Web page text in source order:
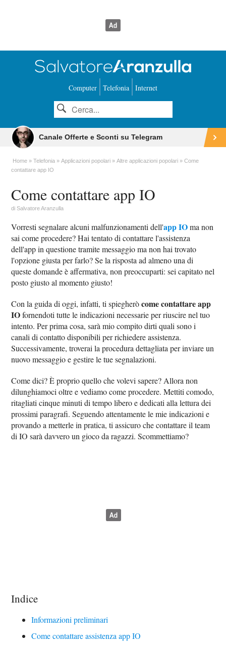
Computer Telefonia Internet
Canale Offerte e Sconti su Telegram
Home Telefonia Applicazioni popolari Altre applicazioni popolari
Come
contattare app IO
Come contattare app IO
diSalvatore Aranzulla
Vorresti segnalare alcuni malfunzionamenti dell'app IOma non
sai come procedere? Hai tentato di contattare l'assistenza
dell'app in questione tramite messaggio ma non hai trovato
l'opzione giusta per farlo? Se la risposta ad almeno una di
queste domande è affermativa, non preoccuparti: sei capitato nel
posto giusto al momento giusto!
Con la guida di oggi, infatti, ti spiegheròcome contattare app
IOfornendoti tutte le indicazioni necessarie per riuscire nel tuo
intento. Per prima cosa, sarà mio compito dirti quali sono i
canali di contatto disponibili per richiedere assistenza.
Successivamente, troverai la procedura dettagliata per inviare un
nuovo messaggio e gestire le tue segnalazioni.
Come dici? È proprio quello che volevi sapere? Allora non
dilunghiamoci oltre e vediamo come procedere. Mettiti comodo,
ritagliati cinque minuti di tempo libero e dedicati alla lettura dei
prossimi paragrafi. Seguendo attentamente le mie indicazioni e
provando a metterle in pratica, ti assicuro che contattare il team
di IO sarà davvero un gioco da ragazzi. Scommettiamo?
Indice
Informazioni preliminari
Come contattare assistenza app IO